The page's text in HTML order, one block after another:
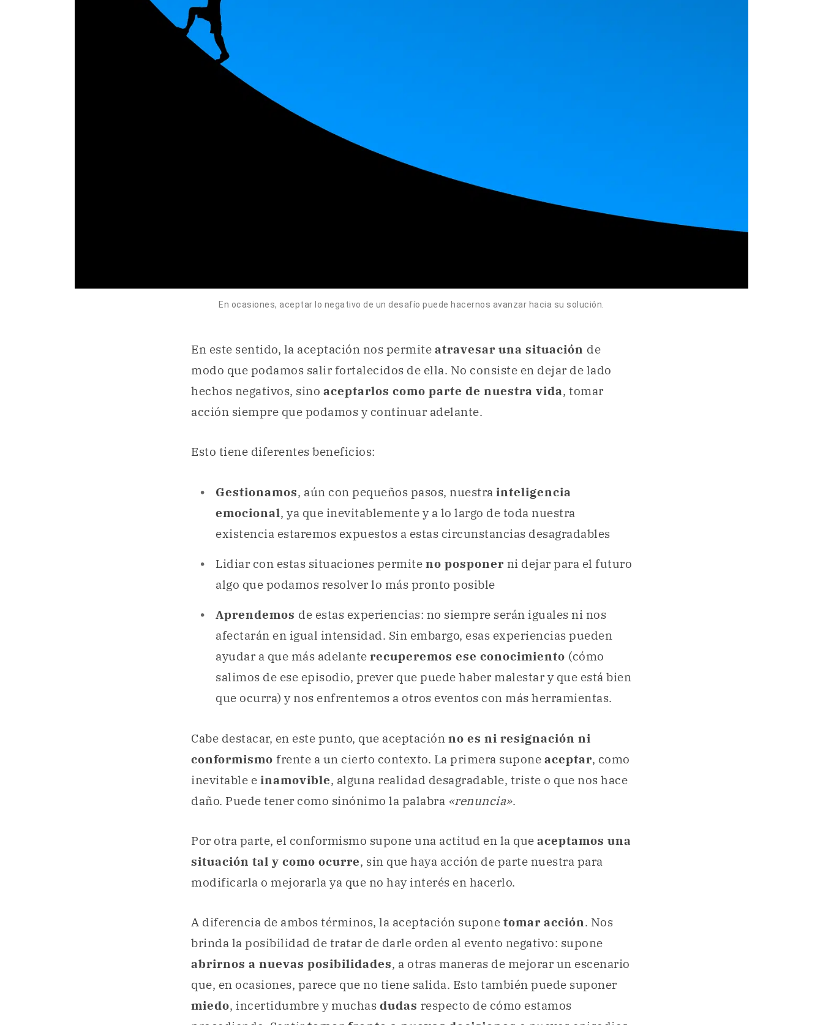
En ocasiones, aceptar lo negativo de un desafío puede hacernos avanzar hacia su solución.
En este sentido, la aceptación nos permite atravesar una situación de
modo que podamos salir fortalecidos de ella. No consiste en dejar de lado
hechos negativos, sino aceptarlos como parte de nuestra vida, tomar
acción siempre que podamos y continuar adelante.
Esto tiene diferentes beneficios:
Gestionamos, aún con pequeños pasos, nuestra inteligencia
emocional, ya que inevitablemente y a lo largo de toda nuestra
existencia estaremos expuestos a estas circunstancias desagradables
Lidiar con estas situaciones permite no posponer ni dejar para el futuro
algo que podamos resolver lo más pronto posible
Aprendemos de estas experiencias: no siempre serán iguales ni nos
afectarán en igual intensidad. Sin embargo, esas experiencias pueden
ayudar a que más adelante recuperemos ese conocimiento (cómo
salimos de ese episodio, prever que puede haber malestar y que está bien
que ocurra) y nos enfrentemos a otros eventos con más herramientas.
Cabe destacar, en este punto, que aceptación no es ni resignación ni
conformismo frente a un cierto contexto. La primera supone aceptar, como
inevitable e inamovible, alguna realidad desagradable, triste o que nos hace
daño. Puede tener como sinónimo la palabra «renuncia».
Por otra parte, el conformismo supone una actitud en la que aceptamos una
situación tal y como ocurre, sin que haya acción de parte nuestra para
modificarla o mejorarla ya que no hay interés en hacerlo.
A diferencia de ambos términos, la aceptación supone tomar acción. Nos
brinda la posibilidad de tratar de darle orden al evento negativo: supone
abrirnos a nuevas posibilidades, a otras maneras de mejorar un escenario
que, en ocasiones, parece que no tiene salida. Esto también puede suponer
miedo, incertidumbre y muchas dudas respecto de cómo estamos